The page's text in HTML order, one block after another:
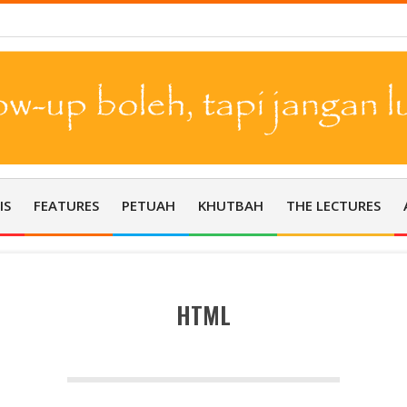
Allah senantiasa menganugerahkan rahmat-Nya atas kita
FEATURES PETUAH KHUTBAH THE LECTURES
HTML